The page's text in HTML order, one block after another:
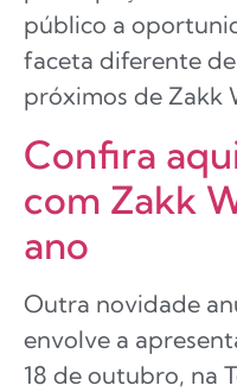
público a
faceta diferente
próximos de Zakk
Confira
com Zakk
ano
Outra novidade
envolve a
18 de outubro, na